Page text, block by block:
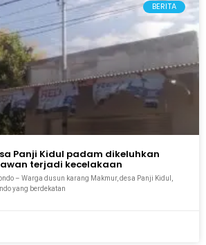
BERITA
Panji Kidul padam dikeluhkan
terjadi kecelakaan
– Warga dusun karang Makmur, desa Panji Kidul,
yang berdekatan